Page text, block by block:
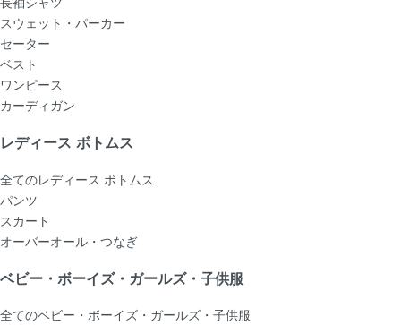
スウェット・パーカー
セーター
ベスト
ワンピース
カーディガン
レディース ボトムス
全てのレディース ボトムス
パンツ
スカート
オーバーオール・つなぎ
ベビー・ボーイズ・ガールズ・子供服
全てのベビー・ボーイズ・ガールズ・子供服